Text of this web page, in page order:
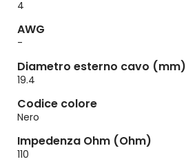
4
AWG
-
Diametro esterno cavo (mm)
19.4
Codice colore
Nero
Impedenza Ohm (Ohm)
110